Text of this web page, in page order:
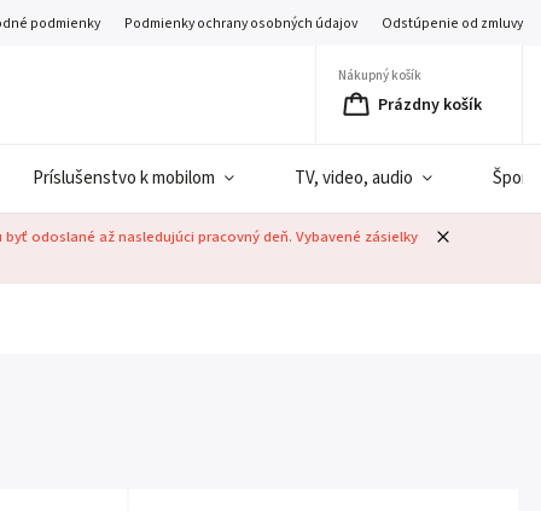
podmienky Podmienky ochrany osobných údajov Odstúpenie od zmluvy
Nákupný košík
Prázdny košík
Príslušenstvo k mobilom TV, video, audio Šport
odoslané až nasledujúci pracovný deň. Vybavené zásielky